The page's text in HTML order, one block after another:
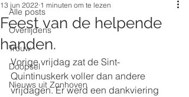
Alle posts
Overlijdens
Trouw
Doopsel
Nieuws uit Zonhoven
Feest van de helpende
handen.
13 jun 2022 1 minuten om te lezen
Vorige vrijdag zat de Sint-
Quintinuskerk voller dan andere
vrijdagen. Er werd een dankviering